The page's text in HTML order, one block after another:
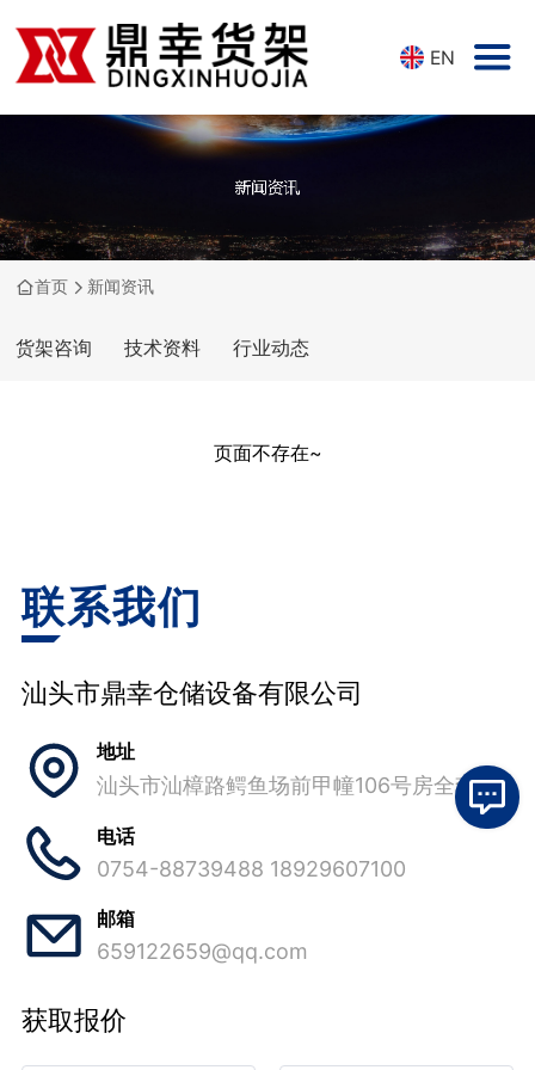
EN
首页 新闻资讯
货架咨询 技术资料 行业动态
页面不存在~
联系我们
汕头市鼎幸仓储设备有限公司
地址
汕头市汕樟路鳄鱼场前甲幢106号房全套
电话
0754-88739488 18929607100
邮箱
659122659@qq.com
获取报价